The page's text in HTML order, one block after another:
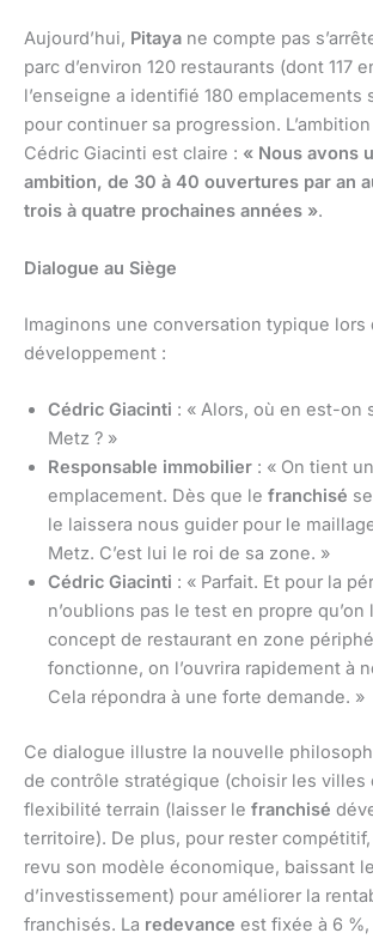
Aujourd’hui, Pitaya ne compte pas
parc d’environ 120 restaurants (dont 117
l’enseigne a identifié 180 emplacements
pour continuer sa progression.
Cédric Giacinti est claire : « Nous avons
ambition, de 30 à 40 ouvertures par an
trois à quatre prochaines années ».
Dialogue au Siège
Imaginons une conversation typique lors
développement :
Cédric Giacinti : « Alors, où en est-on
Metz ? »
Responsable immobilier : « On tient
emplacement. Dès que le franchisé
le laissera nous guider pour le
Metz. C’est lui le roi de sa zone. »
Cédric Giacinti : « Parfait. Et pour la
n’oublions pas le test en propre qu’on
concept de restaurant en zone
fonctionne, on l’ouvrira rapidement à
Cela répondra à une forte demande. »
Ce dialogue illustre la nouvelle
de contrôle stratégique (choisir les villes
flexibilité terrain (laisser le franchisé
territoire). De plus, pour rester compétitif,
revu son modèle économique, baissant
d’investissement) pour améliorer la
franchisés. La redevance est fixée à 6 %,